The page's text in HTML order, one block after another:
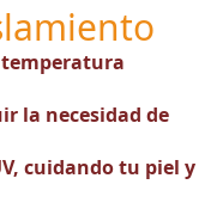
la necesidad de
cuidando tu piel y